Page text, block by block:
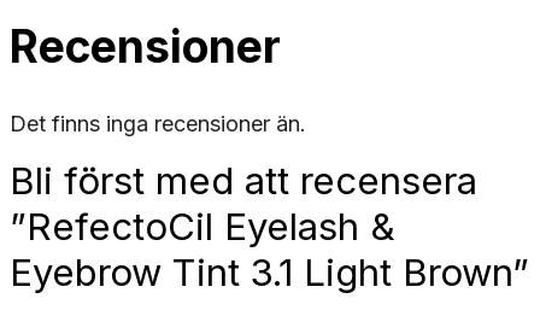
Recensioner
Det finns inga recensioner än.
Bli först med att recensera
”RefectoCil Eyelash &
Eyebrow Tint 3.1 Light Brown”